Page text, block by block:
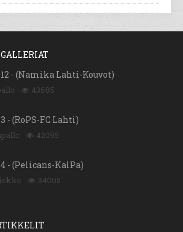
- (Namika Lahti-Kouvot)
43685
- (RoPS-FC Lahti)
42095
- (Pelicans-KalPa)
34005